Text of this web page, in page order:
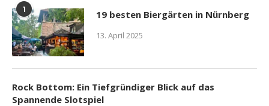
1 19 besten Biergärten in Nürnberg
13. April 2025
Rock Bottom: Ein Tiefgründiger Blick auf das
Spannende Slotspiel